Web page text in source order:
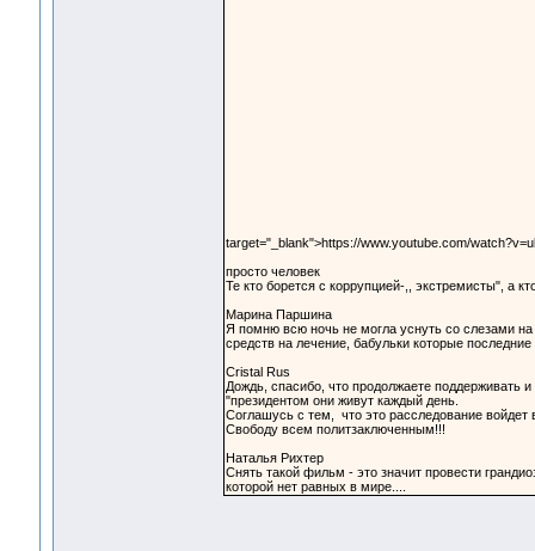
target="_blank">https://www.youtube.com/
просто человек
Те кто борется с коррупцией-,, экстремисты", а
Марина Паршина
Я помню всю ночь не могла уснуть со слезами
средств на лечение, бабульки которые
Cristal Rus
Дождь, спасибо, что продолжаете
"президентом они живут каждый день.
Соглашусь с тем, что это расследование
Свободу всем политзаключенным!!!
Наталья Рихтер
Снять такой фильм - это значит провести
которой нет равных в мире....